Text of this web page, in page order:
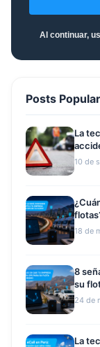
Al continuar,
Posts
La
10 de
18 de
8
su
24 de
La